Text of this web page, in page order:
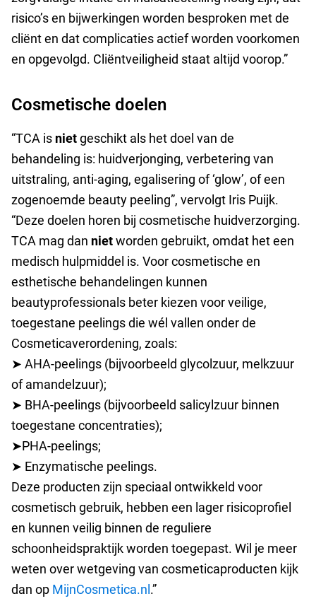
risico’s en bijwerkingen worden besproken met de
cliënt en dat complicaties actief worden voorkomen
en opgevolgd. Cliëntveiligheid staat altijd voorop.”
Cosmetische doelen
“TCA is nietgeschikt als het doel van de
behandeling is: huidverjonging, verbetering van
uitstraling, anti-aging, egalisering of ‘glow’, of een
zogenoemde beauty peeling”, vervolgt Iris Puijk.
“Deze doelen horen bij cosmetische huidverzorging.
TCA mag dan nietworden gebruikt, omdat het een
medisch hulpmiddel is. Voor cosmetische en
esthetische behandelingen kunnen
beautyprofessionals beter kiezen voor veilige,
toegestane peelings die wél vallen onder de
Cosmeticaverordening, zoals:
➤ AHA-peelings (bijvoorbeeld glycolzuur, melkzuur
of amandelzuur);
➤ BHA-peelings (bijvoorbeeld salicylzuur binnen
toegestane concentraties);
➤PHA-peelings;
➤ Enzymatische peelings.
Deze producten zijn speciaal ontwikkeld voor
cosmetisch gebruik, hebben een lager risicoprofiel
en kunnen veilig binnen de reguliere
schoonheidspraktijk worden toegepast. Wil je meer
weten over wetgeving van cosmeticaproducten kijk
dan op MijnCosmetica.nl.”